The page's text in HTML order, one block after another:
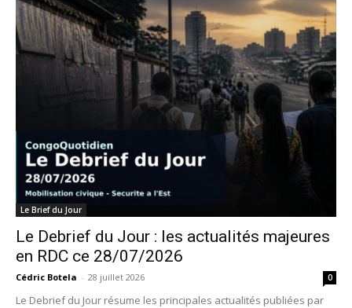
Le Brief du Jour
Le Debrief du Jour : les actualités majeures
en RDC ce 28/07/2026
Cédric Botela - 28 juillet 2026 0
Le Debrief du Jour résume les principales actualités publiées par